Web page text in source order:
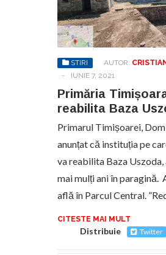
STIRI AUTOR:
-
IUNIE 7, 2021
Primăria
reabilita Baza
Primarul Timișoarei,
anunțat că instituția pe
va reabilita Baza
mai mulți ani în paragină.
află în Parcul Central.
CITESTE MAI MULT
Distribuie Twitter